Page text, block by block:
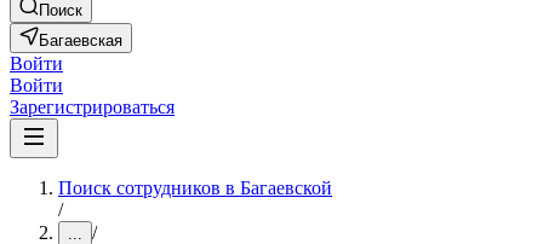
Поиск
Багаевская
Войти
Войти
Зарегистрироваться
Поиск сотрудников в Багаевской
/
... /